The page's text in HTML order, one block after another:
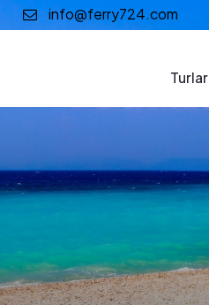
info@ferry724.com
Turlar